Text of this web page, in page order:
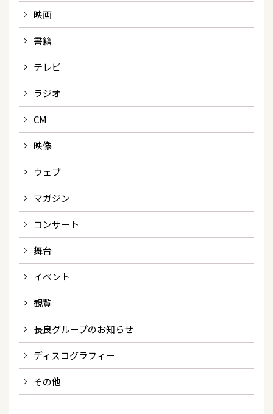
映画
書籍
テレビ
ラジオ
CM
映像
ウェブ
マガジン
コンサート
舞台
イベント
観覧
長良グループのお知らせ
ディスコグラフィー
その他